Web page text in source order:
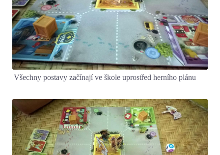
Všechny postavy začínají ve škole uprostřed herního plánu